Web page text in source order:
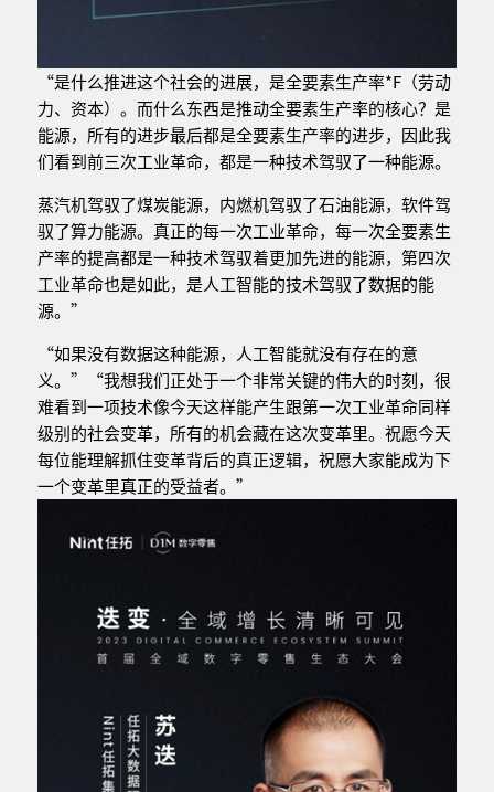
“是什么推进这个社会的进展，是全要素生产率*F（劳动
力、资本）。而什么东西是推动全要素生产率的核心？是
能源，所有的进步最后都是全要素生产率的进步，因此我
们看到前三次工业革命，都是一种技术驾驭了一种能源。
蒸汽机驾驭了煤炭能源，内燃机驾驭了石油能源，软件驾
驭了算力能源。真正的每一次工业革命，每一次全要素生
产率的提高都是一种技术驾驭着更加先进的能源，第四次
工业革命也是如此，是人工智能的技术驾驭了数据的能
源。”
“如果没有数据这种能源，人工智能就没有存在的意
义。”“我想我们正处于一个非常关键的伟大的时刻，很
难看到一项技术像今天这样能产生跟第一次工业革命同样
级别的社会变革，所有的机会藏在这次变革里。祝愿今天
每位能理解抓住变革背后的真正逻辑，祝愿大家能成为下
一个变革里真正的受益者。”